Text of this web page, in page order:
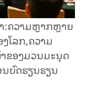
:ຄວາມຫຼາກຫຼາຍ
ໂລກ,ຄວາມ
ຂອງມວນມະນຸດ
ບົດຮຽນຮຽນ